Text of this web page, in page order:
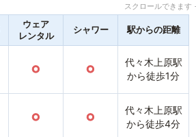
スクロールできま
ウェア
レンタル
シャワー 駅からの距離
○ ○
代々木上原駅
から徒歩1分
○ ○
代々木上原駅
から徒歩4分